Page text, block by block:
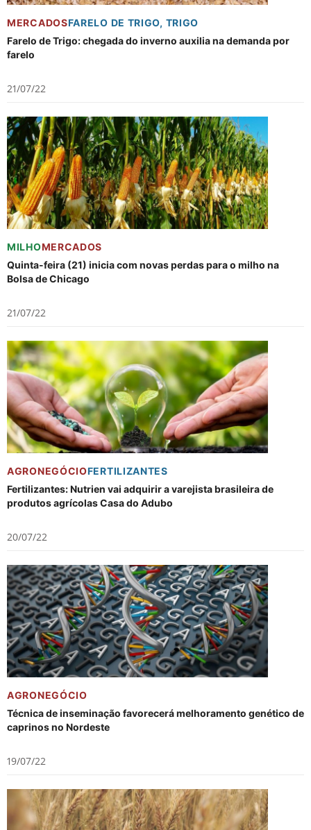
MERCADOSFARELO DE TRIGO, TRIGO
Farelo de Trigo: chegada do inverno auxilia na demanda por
farelo
21/07/22
MILHOMERCADOS
Quinta-feira (21) inicia com novas perdas para o milho na
Bolsa de Chicago
21/07/22
AGRONEGÓCIOFERTILIZANTES
Fertilizantes: Nutrien vai adquirir a varejista brasileira de
produtos agrícolas Casa do Adubo
20/07/22
AGRONEGÓCIO
Técnica de inseminação favorecerá melhoramento genético de
caprinos no Nordeste
19/07/22